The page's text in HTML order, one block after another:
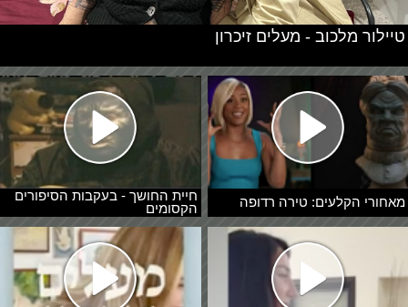
מאחורי הקלעים: טירה רדופה
חיית החושך - בעקבות הסיפורים
הקסומים
טיילור מלכוב - מעלים זיכרון